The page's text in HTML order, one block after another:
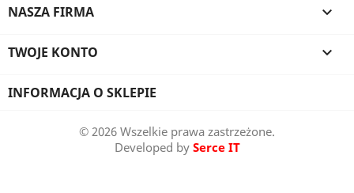
NASZA FIRMA 
TWOJE KONTO 
INFORMACJA O SKLEPIE
© 2026 Wszelkie prawa zastrzeżone.
Developed by Serce IT